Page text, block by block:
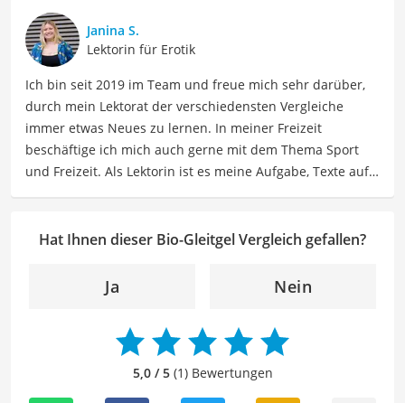
über Beauty- sowie Pflegeprodukte, Gesundheitsartikel,
Haushaltswaren und vieles mehr. Meine Beiträge
umfassen Produktvergleiche, Tipps, Trends und
Empfehlungen, um Lesern dabei zu helfen, die besten
Produkte für ihre Bedürfnisse zu finden sowie sowohl ihre
Schönheits- als auch Pflegeroutine zu optimieren.
Der Bio-Gleitgel-Vergleich ist aus unserer Sicht besonders
empfehlenswert fürUmweltbewusste .
Janina S.
Lektorin für Erotik
Ich bin seit 2019 im Team und freue mich sehr darüber,
durch mein Lektorat der verschiedensten Vergleiche
immer etwas Neues zu lernen. In meiner Freizeit
beschäftige ich mich auch gerne mit dem Thema Sport
und Freizeit. Als Lektorin ist es meine Aufgabe, Texte auf
Autoren dabei zu helfen, ihre Botschaften klar und
das geschriebene Wort und meine breitgefächerten
Interessen, bringe ich frische Perspektiven sowie neue
Ideen in den Lektoratsprozess ein, um sicherzustellen,
dass die Texte sowohl qualitativ hochwertig als auch
ansprechend sind.
Hat Ihnen dieser Bio-Gleitgel Vergleich gefallen?
Ja Nein
5,0 / 5(1) Bewertungen